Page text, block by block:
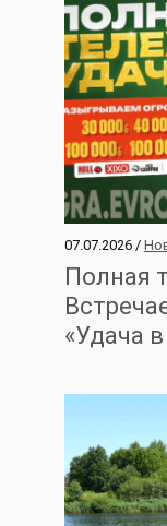
07.07.2026 /
Полная
«Удача